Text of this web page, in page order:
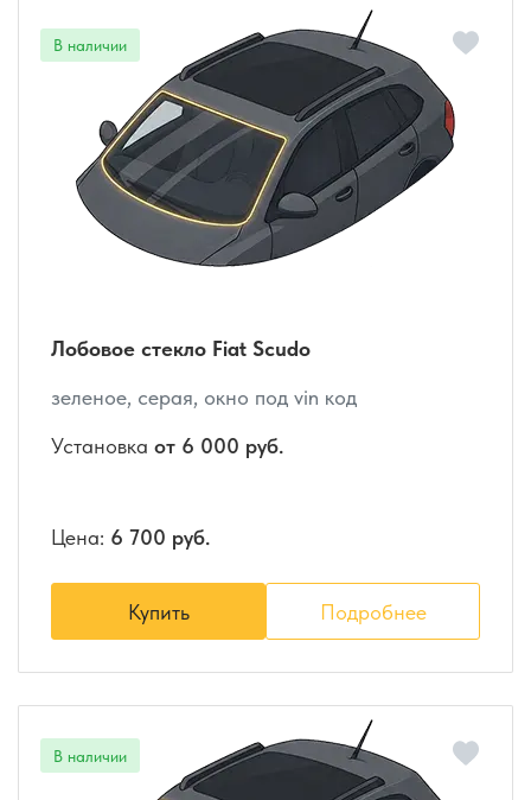
Лобовое стекло Fiat Scudo
зеленое, серая, окно под vin код
Установка от 6 000 руб.
Цена: 6 700 руб.
Купить Подробнее